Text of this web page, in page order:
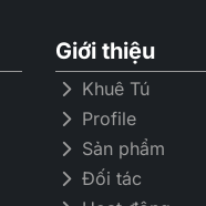
Giới thiệu
Khuê Tú
Profile
Sản phẩm
Đối tác